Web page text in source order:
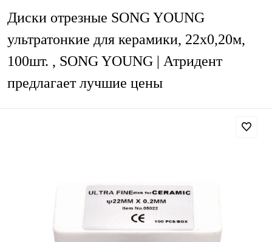
Диски отрезные SONG YOUNG
ультратонкие для керамики, 22х0,20м,
100шт. , SONG YOUNG | Атридент
предлагает лучшие цены